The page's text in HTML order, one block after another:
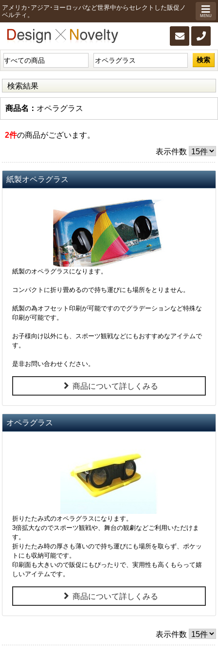
アメリカ･アジア･ヨーロッパなど世界中からセレクトした販促ノ
ベルティ。
MENU
検索
検索結果
商品名： オペラグラス
2件の商品がございます。
表示件数
紙製オペラグラス
紙製のオペラグラスになります。
コンパクトに折り畳めるので持ち運びにも場所をとりません。
紙製の為オフセット印刷が可能ですのでグラデーションなど特殊な
印刷が可能です。
お子様向け以外にも、スポーツ観戦などにもおすすめなアイテムで
す。
是非お問い合わせください。
商品について詳しくみる
オペラグラス
折りたたみ式のオペラグラスになります。
3倍拡大なのでスポーツ観戦や、舞台の観劇などご利用いただけま
す。
折りたたみ時の厚さも薄いので持ち運びにも場所を取らず、ポケッ
トにも収納可能です。
印刷面も大きいので販促にもぴったりで、実用性も高くもらって嬉
しいアイテムです。
商品について詳しくみる
表示件数